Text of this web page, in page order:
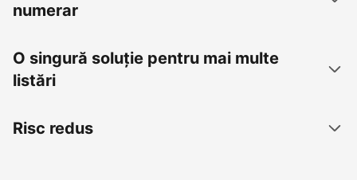
numerar
O singură soluție pentru mai multe
listări
Risc redus